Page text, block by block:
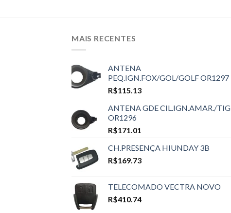
MAIS RECENTES
ANTENA
PEQ.IGN.FOX/GOL/GOLF OR1297
R$115.13
ANTENA GDE CIL.IGN.AMAR./TIG
OR1296
R$171.01
CH.PRESENÇA HIUNDAY 3B
R$169.73
TELECOMADO VECTRA NOVO
R$410.74